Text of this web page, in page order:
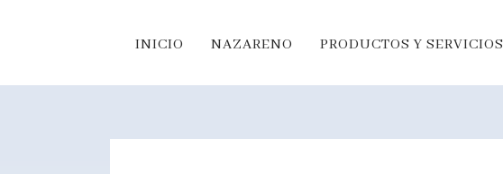
INICIO NAZARENO PRODUCTOS Y SERVICIOS